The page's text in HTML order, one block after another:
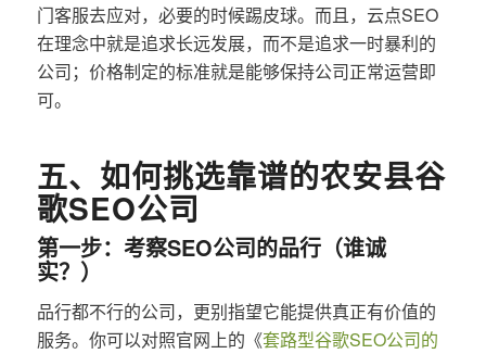
门客服去应对，必要的时候踢皮球。而且，云点SEO
在理念中就是追求长远发展，而不是追求一时暴利的
公司；价格制定的标准就是能够保持公司正常运营即
可。
五、如何挑选靠谱的农安县谷
歌SEO公司
第一步：考察SEO公司的品行（谁诚
实？）
品行都不行的公司，更别指望它能提供真正有价值的
服务。你可以对照官网上的《套路型谷歌SEO公司的